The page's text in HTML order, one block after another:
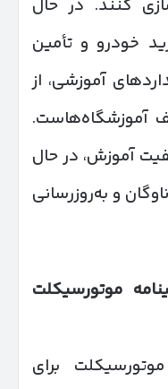
کنند. در حال
خودرو و تأمین
آموزشی، از
آموزشگاه‌هاست.
آموزش، در حال
و به‌روزرسانی
موتورسیکلت
برای